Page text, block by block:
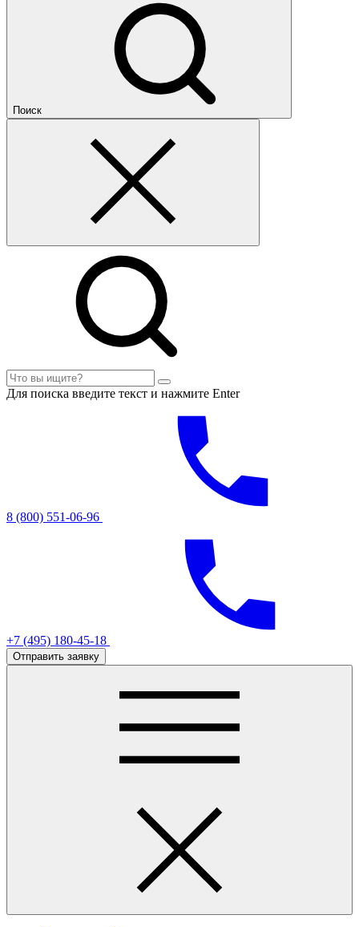
Поиск
Для поиска введите текст и нажмите Enter
8 (800) 551-06-96
+7 (495) 180-45-18
Отправить заявку